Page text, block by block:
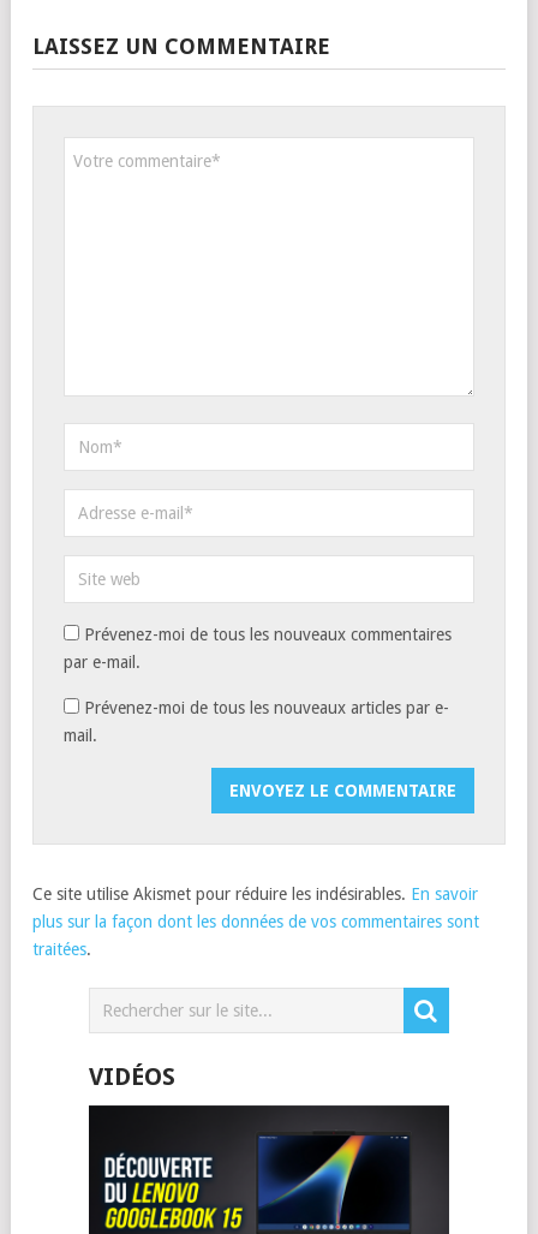
LAISSEZ UN COMMENTAIRE
Prévenez-moi de tous les nouveaux commentaires
par e-mail.
Prévenez-moi de tous les nouveaux articles par e-
mail.
Ce site utilise Akismet pour réduire les indésirables. En savoir
plus sur la façon dont les données de vos commentaires sont
traitées.
VIDÉOS